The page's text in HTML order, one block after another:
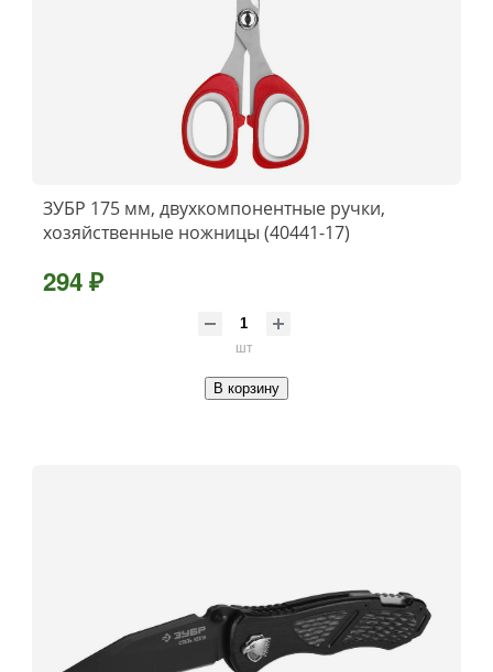
ЗУБР 175 мм, двухкомпонентные ручки,
хозяйственные ножницы (40441-17)
294 ₽
шт
В корзину